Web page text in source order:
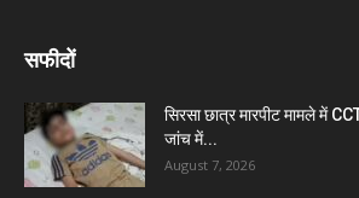
सफीदों
सिरसा छात्र मारपीट मामले में
जांच में...
August 7, 2026